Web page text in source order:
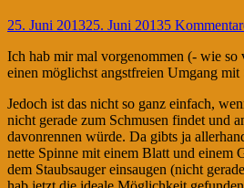
25. Juni 201325. Juni 20135
Ich hab mir mal vorgenommen (- wie so
einen möglichst angstfreien Umgang
Jedoch ist das nicht so ganz einfach,
nicht gerade zum Schmusen findet und
davonrennen würde. Da gibts ja
nette Spinne mit einem Blatt und einem
dem Staubsauger einsaugen (nicht